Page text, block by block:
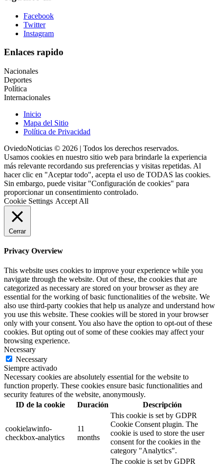
Facebook
Twitter
Instagram
Enlaces rapido
Nacionales
Deportes
Política
Internacionales
Inicio
Mapa del Sitio
Política de Privacidad
OviedoNoticias © 2026 | Todos los derechos reservados.
Usamos cookies en nuestro sitio web para brindarle la experiencia
más relevante recordando sus preferencias y visitas repetidas. Al
hacer clic en "Aceptar todo", acepta el uso de TODAS las cookies.
Sin embargo, puede visitar "Configuración de cookies" para
proporcionar un consentimiento controlado.
Cookie Settings Accept All
Cerrar
Privacy Overview
This website uses cookies to improve your experience while you
navigate through the website. Out of these, the cookies that are
categorized as necessary are stored on your browser as they are
essential for the working of basic functionalities of the website. We
also use third-party cookies that help us analyze and understand how
you use this website. These cookies will be stored in your browser
only with your consent. You also have the option to opt-out of these
cookies. But opting out of some of these cookies may affect your
browsing experience.
Necessary
Necessary
Siempre activado
Necessary cookies are absolutely essential for the website to
function properly. These cookies ensure basic functionalities and
security features of the website, anonymously.
ID de la cookie
Duración Descripción
cookielawinfo-
checkbox-analytics
11
months
This cookie is set by GDPR
Cookie Consent plugin. The
cookie is used to store the user
consent for the cookies in the
category "Analytics".
The cookie is set by GDPR